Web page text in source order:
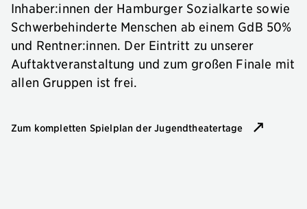
Inhaber:innen der Hamburger Sozialkarte sowie
Schwerbehinderte Menschen ab einem GdB 50%
und Rentner:innen. Der Eintritt zu unserer
Auftaktveranstaltung und zum großen Finale mit
allen Gruppen ist frei.
Zum kompletten Spielplan der Jugendtheatertage